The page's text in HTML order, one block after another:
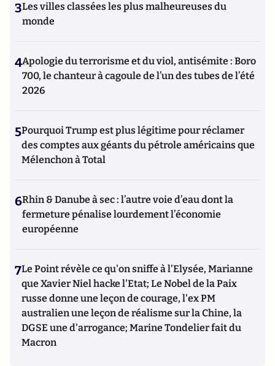
3Les villes classées les plus malheureuses du
monde
4Apologie du terrorisme et du viol, antisémite : Boro
700, le chanteur à cagoule de l’un des tubes de l’été
2026
5Pourquoi Trump est plus légitime pour réclamer
des comptes aux géants du pétrole américains que
Mélenchon à Total
6Rhin & Danube à sec : l’autre voie d’eau dont la
fermeture pénalise lourdement l’économie
européenne
7Le Point révèle ce qu'on sniffe à l'Elysée, Marianne
que Xavier Niel hacke l'Etat; Le Nobel de la Paix
russe donne une leçon de courage, l'ex PM
australien une leçon de réalisme sur la Chine, la
DGSE une d'arrogance; Marine Tondelier fait du
Macron